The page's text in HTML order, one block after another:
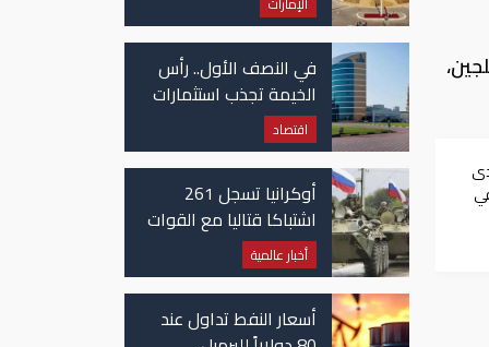
في النصف الأول.. رأس
الخيمة تجذب استثمارات
تتجاوز 771 مليون درهم
اقتصاد
أوكرانيا تسجل 261
اشتباكا قتاليا مع القوات
الروسية
أخبار عالمية
أسعار النفط تداول عند